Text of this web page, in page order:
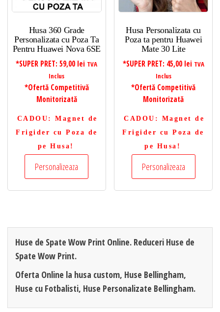
Husa 360 Grade
Personalizata cu Poza Ta
Pentru Huawei Nova 6SE
*SUPER PRET:59,00 lei TVA
Inclus
*Ofertă Competitivă
Monitorizată
CADOU : Magnet de
Frigider cu Poza de
pe Husa!
Personalizeaza
Husa Personalizata cu
Poza ta pentru Huawei
Mate 30 Lite
*SUPER PRET: 45,00 lei TVA
Inclus
*Ofertă Competitivă
Monitorizată
CADOU : Magnet de
Frigider cu Poza de
pe Husa!
Personalizeaza
Huse de Spate Wow Print Online. Reduceri Huse de
Spate Wow Print.
Oferta Online la husa custom, Huse Bellingham,
Huse cu Fotbalisti, Huse Personalizate Bellingham.